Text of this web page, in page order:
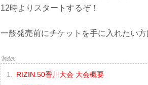
12時よりスタートするぞ！
一般発売前にチケットを手に入れたい
RIZIN.50香川大会 大会概要